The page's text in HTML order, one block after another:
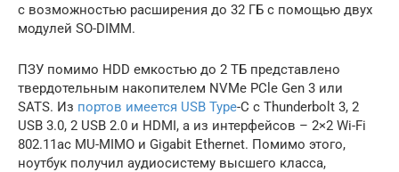
с возможностью расширения до 32 ГБ с помощью двух
модулей SO-DIMM.
ПЗУ помимо HDD емкостью до 2 ТБ представлено
твердотельным накопителем NVMe PCle Gen 3 или
SATS. Из портов имеется USB Type-C с Thunderbolt 3, 2
USB 3.0, 2 USB 2.0 и HDMI, а из интерфейсов – 2×2 Wi-Fi
802.11ac MU-MIMO и Gigabit Ethernet. Помимо этого,
ноутбук получил аудиосистему высшего класса,